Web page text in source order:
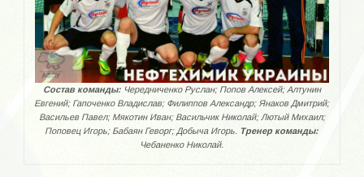
Состав команды:Чередниченко Руслан; Попов Алексей; Алтунин
Евгений; Гапоченко Владислав; Филиппов Александр; Янаков Дмитрий;
Васильев Павел; Мякотин Иван; Васильчик Николай; Лютый Михаил;
Поповец Игорь; Бабаян Геворг; Добыча Игорь. Тренер команды:
Чебаненко Николай.